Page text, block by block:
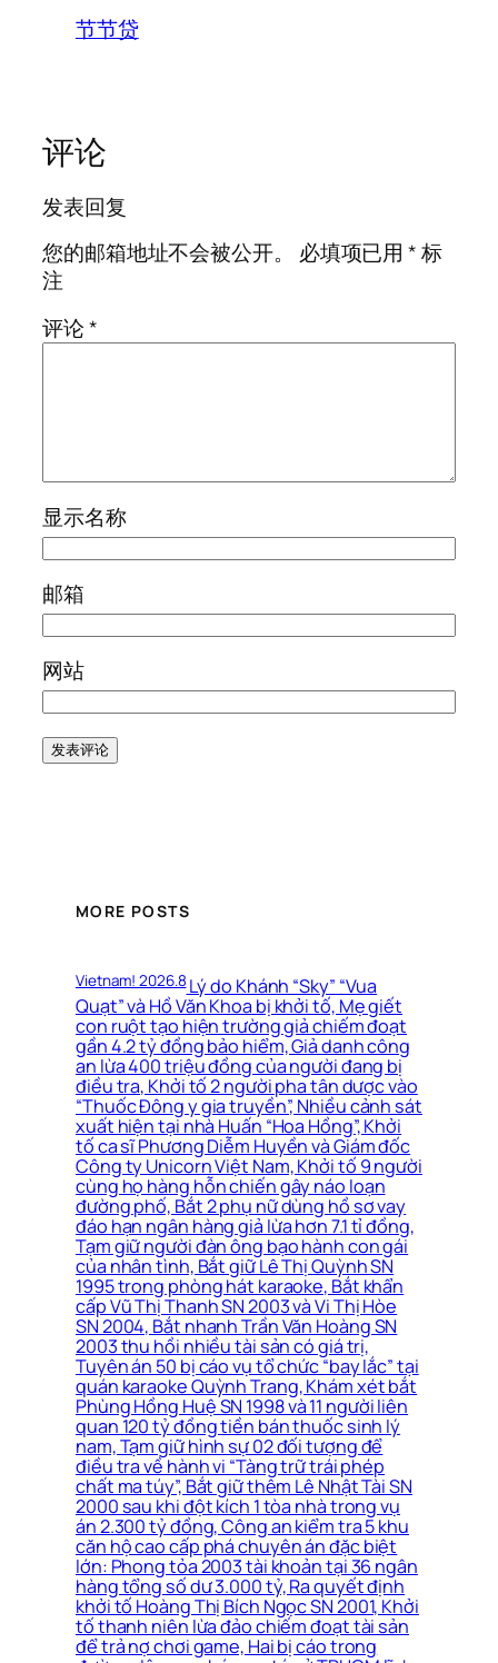
节节贷
评论
发表回复
您的邮箱地址不会被公开。
必填项已用*标
注
评论*
显示名称
邮箱
网站
MORE POSTS
Vietnam! 2026.8Lý do Khánh “Sky” “Vua
Quạt” và Hồ Văn Khoa bị khởi tố, Mẹ giết
con ruột tạo hiện trường giả chiếm đoạt
gần 4.2 tỷ đồng bảo hiểm, Giả danh công
an lừa 400 triệu đồng của người đang bị
điều tra, Khởi tố 2 người pha tân dược vào
“Thuốc Đông y gia truyền”, Nhiều cảnh sát
xuất hiện tại nhà Huấn “Hoa Hồng”, Khởi
tố ca sĩ Phương Diễm Huyền và Giám đốc
Công ty Unicorn Việt Nam, Khởi tố 9 người
cùng họ hàng hỗn chiến gây náo loạn
đường phố, Bắt 2 phụ nữ dùng hồ sơ vay
đáo hạn ngân hàng giả lừa hơn 7.1 tỉ đồng,
Tạm giữ người đàn ông bạo hành con gái
của nhân tình, Bắt giữ Lê Thị Quỳnh SN
1995 trong phòng hát karaoke, Bắt khẩn
cấp Vũ Thị Thanh SN 2003 và Vi Thị Hòe
SN 2004, Bắt nhanh Trần Văn Hoàng SN
2003 thu hồi nhiều tài sản có giá trị,
Tuyên án 50 bị cáo vụ tổ chức “bay lắc” tại
quán karaoke Quỳnh Trang, Khám xét bắt
Phùng Hồng Huệ SN 1998 và 11 người liên
quan 120 tỷ đồng tiền bán thuốc sinh lý
nam, Tạm giữ hình sự 02 đối tượng để
điều tra về hành vi “Tàng trữ trái phép
chất ma túy”, Bắt giữ thêm Lê Nhật Tài SN
2000 sau khi đột kích 1 tòa nhà trong vụ
án 2.300 tỷ đồng, Công an kiểm tra 5 khu
căn hộ cao cấp phá chuyên án đặc biệt
lớn: Phong tỏa 2003 tài khoản tại 36 ngân
hàng tổng số dư 3.000 tỷ, Ra quyết định
khởi tố Hoàng Thị Bích Ngọc SN 2001, Khởi
tố thanh niên lừa đảo chiếm đoạt tài sản
để trả nợ chơi game, Hai bị cáo trong